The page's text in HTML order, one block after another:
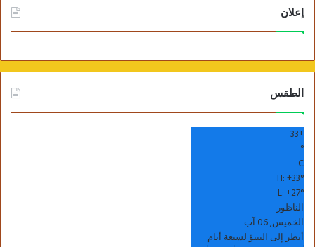
إعلان
الطقس
+
33
°
C
H:+33°
L:+27°
الناظور
الخميس, 06 آب
أنظر إلى التنبؤ لسبعة أيام